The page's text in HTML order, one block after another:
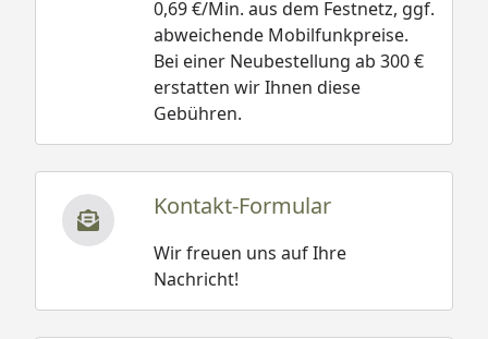
0,69 €/Min. aus dem Festnetz, ggf.
abweichende Mobilfunkpreise.
Bei einer Neubestellung ab 300 €
erstatten wir Ihnen diese
Gebühren.
Kontakt-Formular
Wir freuen uns auf Ihre
Nachricht!